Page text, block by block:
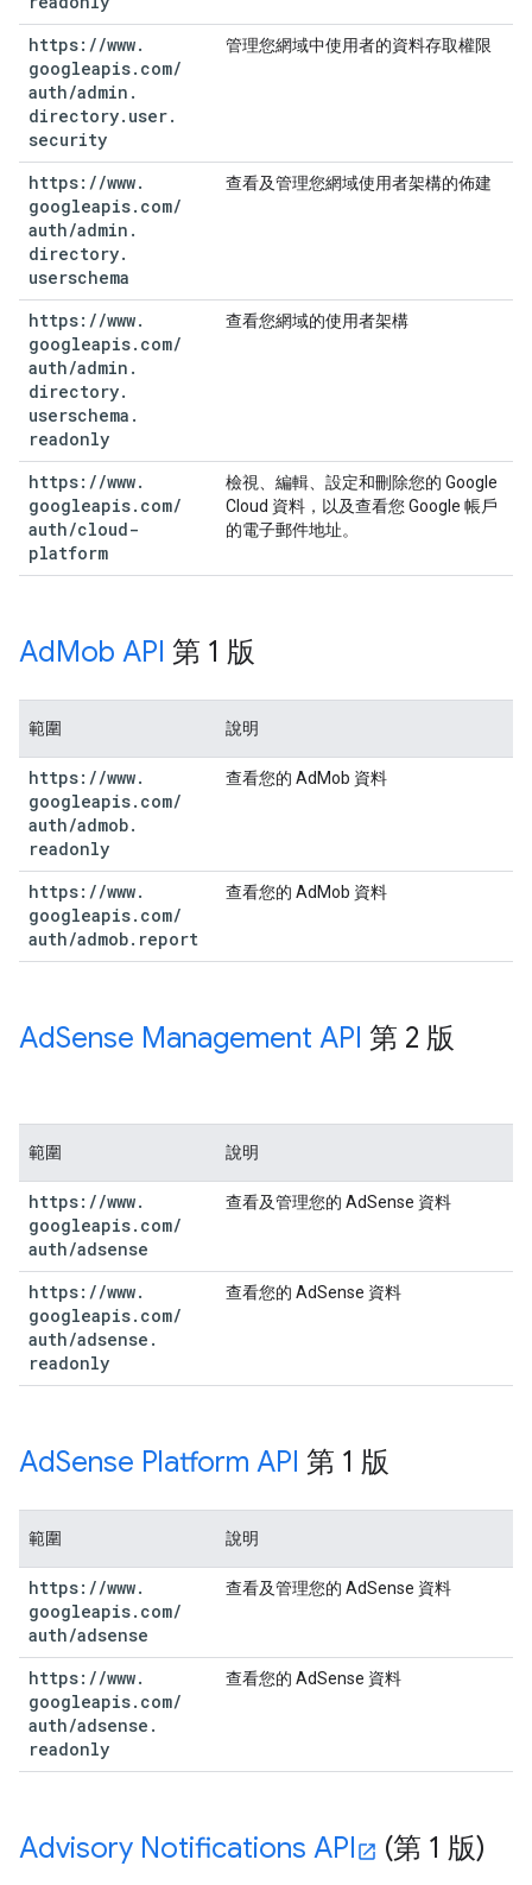
https: //www.
googleapis. com/
auth/admin .
directory. user.
security
管理您網域中使用者的資料存取權限
https: //www.
googleapis. com/
auth/admin .
directory.
userschema
查看及管理您網域使用者架構的佈建
https: //www.
googleapis. com/
auth/admin .
directory.
userschema .
readonly
查看您網域的使用者架構
https: //www.
googleapis. com/
auth/cloud-
platform
檢視、編輯、設定和刪除您的 Google
Cloud 資料，以及查看您 Google 帳戶
的電子郵件地址。
AdMob API 第 1 版
範圍 說明
https: //www.
googleapis. com/
auth/admob.
readonly
查看您的 AdMob 資料
https: //www.
googleapis. com/
auth/admob. report
查看您的 AdMob 資料
AdSense Management API 第 2 版
範圍 說明
https: //www.
googleapis. com/
auth/adsense
查看及管理您的 AdSense 資料
https: //www.
googleapis. com/
auth/adsense .
readonly
查看您的 AdSense 資料
AdSense Platform API 第 1 版
範圍 說明
https: //www.
googleapis. com/
auth/adsense
查看及管理您的 AdSense 資料
https: //www.
googleapis. com/
auth/adsense .
readonly
查看您的 AdSense 資料
Advisory Notifications API (第 1 版)